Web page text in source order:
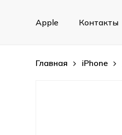
Apple Контакты
Главная iPhone